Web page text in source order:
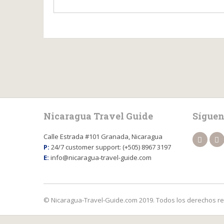
Nicaragua Travel Guide
Calle Estrada #101 Granada, Nicaragua
P: 24/7 customer support: (+505) 8967 3197
E: info@nicaragua-travel-guide.com
© Nicaragua-Travel-Guide.com 2019. Todos los derechos